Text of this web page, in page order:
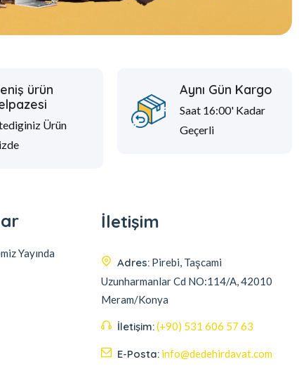
ürün
Ürün
Aynı Gün Kargo
Saat 16:00' Kadar
Geçerli
Yayında
İletişim
Adres: Pirebi, Taşcami
Uzunharmanlar Cd NO:114/A, 42010
Meram/Konya
İletişim:(+90) 531 606 57 63
E-Posta: info@dedehirdavat.com